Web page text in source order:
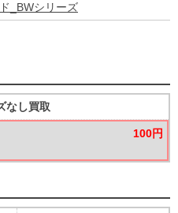
_BWシリーズ
なし買取
100円